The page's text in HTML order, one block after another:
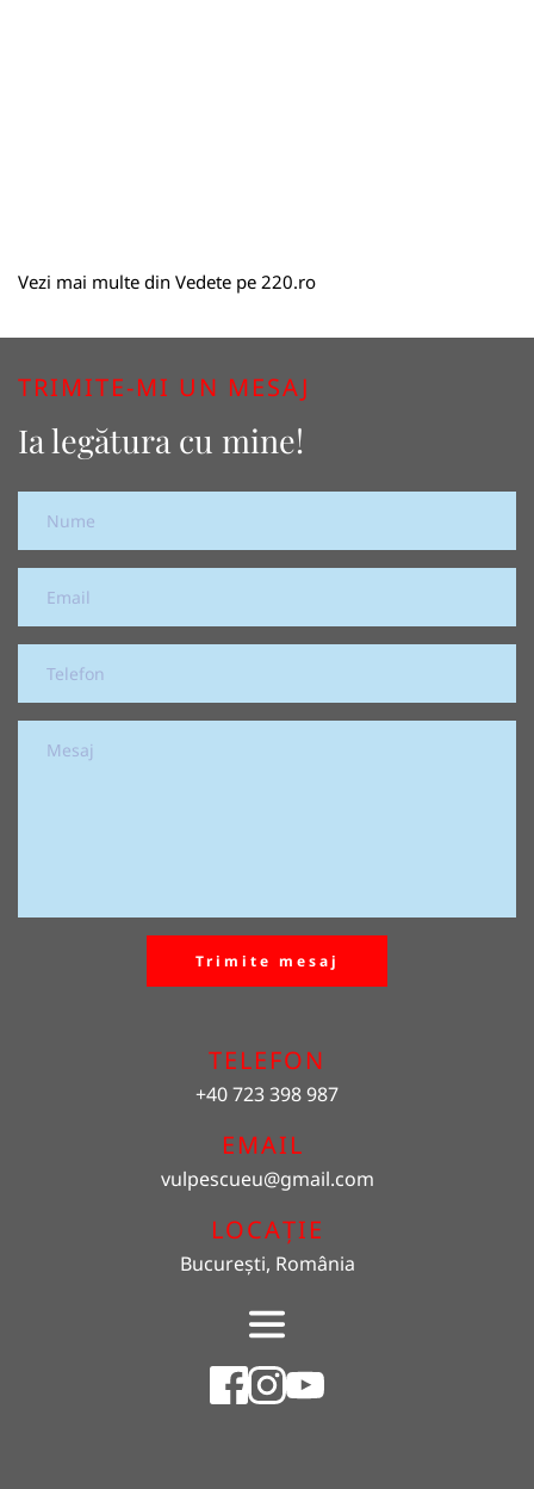
Vezi mai multe din Vedete pe 220.ro
TRIMITE-MI UN MESAJ
Ia legătura cu mine!
Trimite mesaj
TELEFON
+40 723 398 987
EMAIL
vulpescueu@gmail.com
LOCAȚIE
București, România